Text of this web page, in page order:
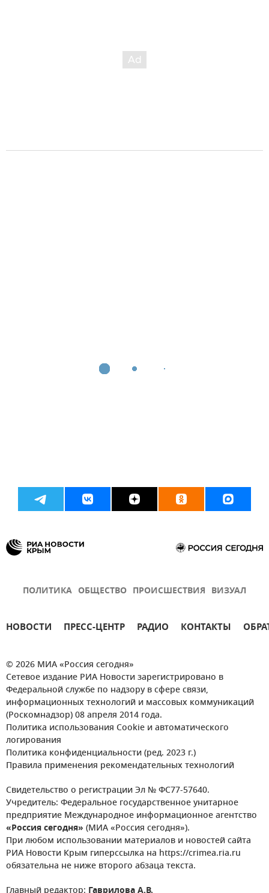
ПОЛИТИКА ОБЩЕСТВО ПРОИСШЕСТВИЯ ВИЗУАЛ
НОВОСТИ ПРЕСС-ЦЕНТР РАДИО КОНТАКТЫ
© 2026 МИА «Россия сегодня»
Сетевое издание РИА Новости зарегистрировано в
Федеральной службе по надзору в сфере связи,
информационных технологий и массовых коммуникаций
(Роскомнадзор) 08 апреля 2014 года.
Политика использования Cookie и автоматического
логирования
Политика конфиденциальности (ред. 2023 г.)
Правила применения рекомендательных технологий
Свидетельство о регистрации Эл № ФС77-57640.
Учредитель: Федеральное государственное унитарное
предприятие Международное информационное агентство
«Россия сегодня» (МИА «Россия сегодня»).
При любом использовании материалов и новостей сайта
РИА Новости Крым гиперссылка на https://crimea.ria.ru
обязательна не ниже второго абзаца текста.